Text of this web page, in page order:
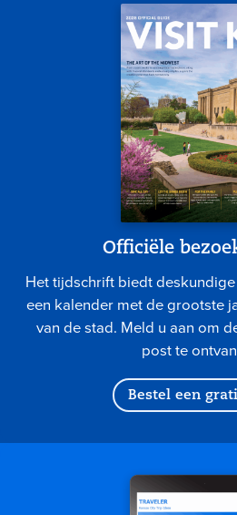
Officiële
Het tijdschrift biedt
een kalender met de grootste
van de stad. Meld u aan om
post te
Bestel een